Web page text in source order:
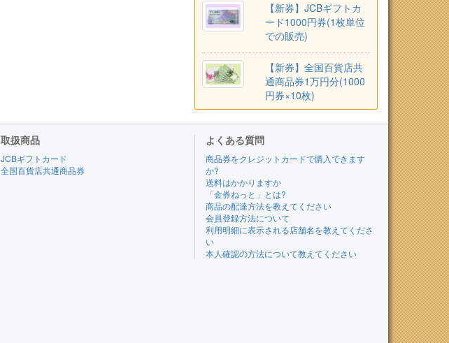
【新券】JCBギフトカ
ード1000円券(1枚単位
での販売)
【新券】全国百貨店共
通商品券1万円分(1000
円券×10枚)
取扱商品
JCBギフトカード
全国百貨店共通商品券
よくある質問
商品券をクレジットカードで購入できます
か?
送料はかかりますか
「金券ねっと」とは?
商品の配達方法を教えてください
会員登録方法について
利用明細に表示される店舗名を教えてくださ
い
本人確認の方法について教えてください